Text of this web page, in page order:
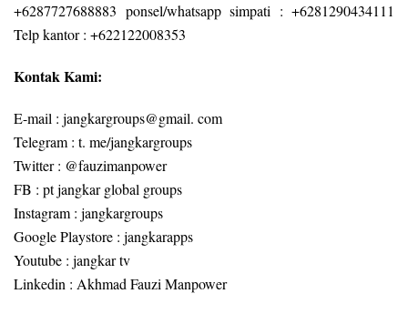
+6287727688883 ponsel/whatsapp simpati : +6281290434111
Telp kantor : +622122008353
Kontak Kami:
E-mail : jangkargroups@gmail. com
Telegram : t. me/jangkargroups
Twitter : @fauzimanpower
FB : pt jangkar global groups
Instagram : jangkargroups
Google Playstore : jangkarapps
Youtube : jangkar tv
Linkedin : Akhmad Fauzi Manpower